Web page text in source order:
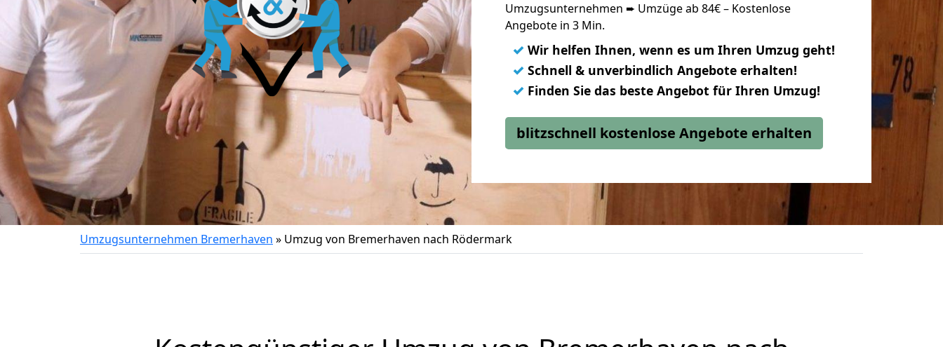
Umzugsunternehmen ➨ Umzüge ab 84€ – Kostenlose
Angebote in 3 Min.
✓ Wir helfen Ihnen, wenn es um Ihren Umzug geht!
✓ Schnell & unverbindlich Angebote erhalten!
✓ Finden Sie das beste Angebot für Ihren Umzug!
blitzschnell kostenlose Angebote erhalten
Umzugsunternehmen Bremerhaven » Umzug von Bremerhaven nach Rödermark